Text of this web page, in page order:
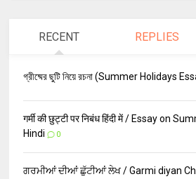
RECENT REPLIES
গ্রীষ্মের ছুটি নিয়ে রচনা (Summer Holidays
गर्मी की छुट्टी पर निबंध हिंदी में / Essay on
Hindi
0
ਗਰਮੀਆਂ ਦੀਆਂ ਛੁੱਟੀਆਂ ਲੇਖ / Garmi diyan